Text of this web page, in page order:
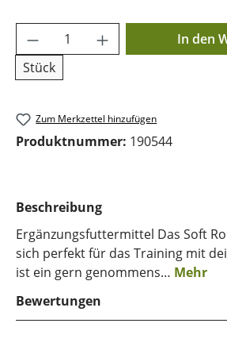
Produkt Anzahl: Gib
Stück
In den
Zum Merkzettel hinzufügen
Produktnummer: 190544
Beschreibung
Ergänzungsfuttermittel Das Soft
sich perfekt für das Training mit
ist ein gern genommens… Mehr
Bewertungen